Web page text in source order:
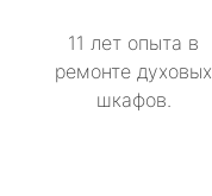
11 лет опыта в
ремонте духовых
шкафов.